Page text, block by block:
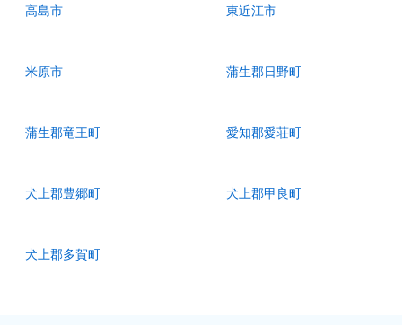
高島市 東近江市
米原市 蒲生郡日野町
蒲生郡竜王町 愛知郡愛荘町
犬上郡豊郷町 犬上郡甲良町
犬上郡多賀町